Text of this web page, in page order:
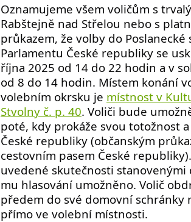
Oznamujeme všem voličům s
Rabštejně nad Střelou nebo s
průkazem, že volby do Poslanecké
Parlamentu České republiky se
října 2025 od 14 do 22 hodin a v
od 8 do 14 hodin. Místem konání
volebním okrsku je místnost v
Stvolny č. p. 40. Voliči bude
poté, kdy prokáže svou totožnost
České republiky (občanským
cestovním pasem České
uvedené skutečnosti stanovenými
mu hlasování umožněno. Volič
předem do své domovní schránky
přímo ve volební místnosti.